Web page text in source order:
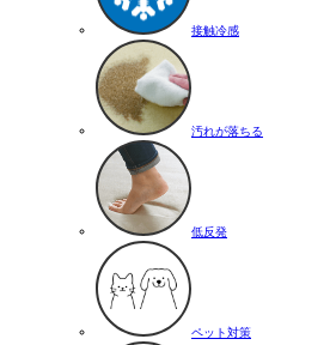
接触冷感
汚れが落ちる
低反発
ペット対策